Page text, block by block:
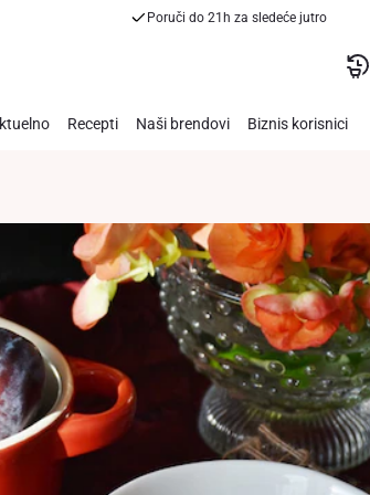
Poruči do 21h za sledeće jutro
Recepti Naši brendovi Biznis korisnici